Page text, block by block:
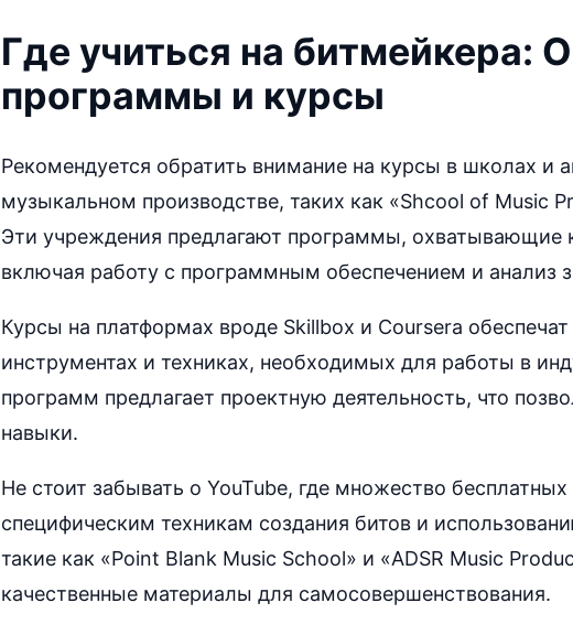
Где учиться на битмейкера:
программы и курсы
Рекомендуется обратить внимание на курсы в школах и
музыкальном производстве, таких как «Shcool of Music
Эти учреждения предлагают программы, охватывающие
включая работу с программным обеспечением и анализ
Курсы на платформах вроде Skillbox и Coursera
инструментах и техниках, необходимых для работы в
программ предлагает проектную деятельность, что
навыки.
Не стоит забывать о YouTube, где множество
специфическим техникам создания битов и
такие как «Point Blank Music School» и «ADSR Music
качественные материалы для самосовершенствования.